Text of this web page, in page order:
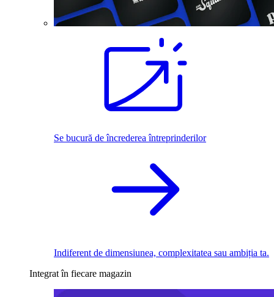
Se bucură de încrederea întreprinderilor
Indiferent de dimensiunea, complexitatea sau ambiția ta.
Integrat în fiecare magazin